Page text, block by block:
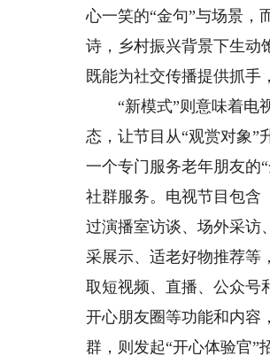
心一笑的“金句”与场景，
诗，乡村振兴背景下生动
既能为社交传播提供抓手
“新模式”则意味着电视
态，让节目从“观赏对象”
一个专门服务老年朋友的
社群服务。电视节目包含
过演播室访谈、场外采访
采展示、适老好物推荐等
取短视频、直播、公众号
开心朋友圈等功能和内容
群，则发起“开心体验官”